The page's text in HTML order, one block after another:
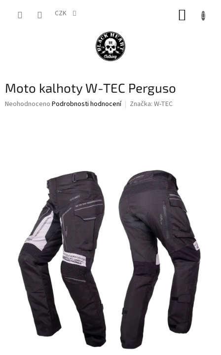
CZK
Moto kalhoty W-TEC Perguso
Průměrné
Neohodnoceno Podrobnosti hodnocení Značka: W-TEC